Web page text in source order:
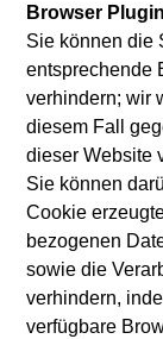
Browser Plugin
Sie können die
entsprechende
verhindern; wir
diesem Fall
dieser Website
Sie können
Cookie
bezogenen
sowie die
verhindern,
verfügbare